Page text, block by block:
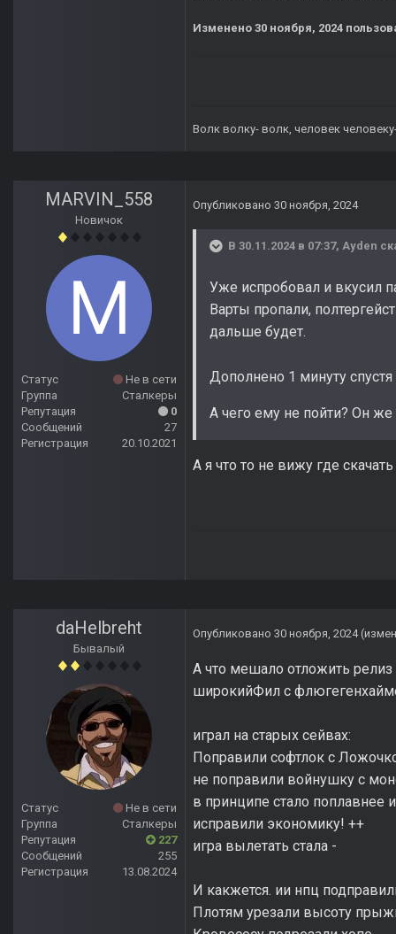
Изменено 30 ноября, 2024
Волк волку- волк, человек
MARVIN_558
Новичок
Статус
Не в сети
Группа
Сталкеры
Репутация
0
Сообщений
27
Регистрация
20.10.2021
Опубликовано 30 ноября, 2024
В 30.11.2024 в 07:37, Ayden
Уже испробовал и вкусил
Варты пропали,
дальше будет.
Дополнено 1 минуту спустя
А чего ему не пойти? Он же
А я что то не вижу где скачать
daHelbreht
Бывалый
Статус
Не в сети
Группа
Сталкеры
Репутация
227
Сообщений
255
Регистрация
13.08.2024
Опубликовано 30 ноября, 2024
А что мешало отложить релиз
широкийФил с
играл на старых сейвах:
Поправили софтлок с
не поправили войнушку с
в принципе стало поплавнее
исправили экономику! ++
игра вылетать стала -
И какжется. ии нпц
Плотям урезали высоту